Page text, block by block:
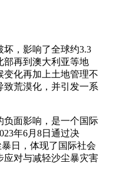
，影响了全球约3.3
部再到澳大利亚等地
变化再加上土地管理不
致荒漠化，并引发一系
负面影响，是一个国际
年6月8日通过决
日，体现了国际社会
应对与减轻沙尘暴灾害